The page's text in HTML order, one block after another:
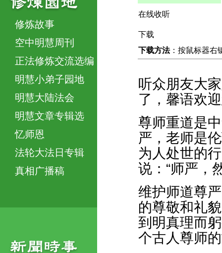
修炼故事
空中明慧周刊
正法修炼交流选编
明慧小弟子园地
明慧大陆法会
明慧文章专辑选
忆师恩
法轮大法日专辑
真相广播稿
在线收听
下载
下载方法：按鼠标器右
听众朋友大
了，馨语欢
尊师重道是
严，老师是
为人处世的
说：“师严，
维护师道尊
的尊敬和礼
到明真理而
个古人尊师